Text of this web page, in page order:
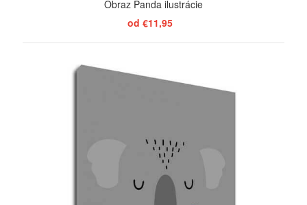
Obraz Panda ilustrácie
od €11,95